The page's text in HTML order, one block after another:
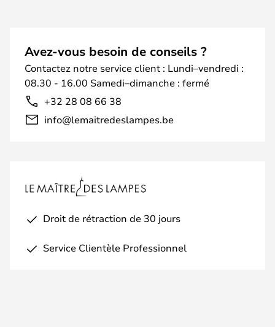
Avez-vous besoin de conseils ?
Contactez notre service client : Lundi–vendredi :
08.30 - 16.00 Samedi–dimanche : fermé
+32 28 08 66 38
info@lemaitredeslampes.be
Droit de rétraction de 30 jours
Service Clientèle Professionnel